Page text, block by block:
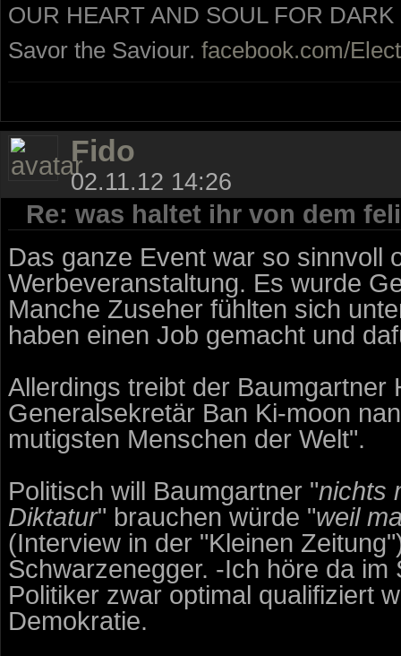
OUR HEART AND SOUL FOR
Savor the Saviour. facebook.com/
Fido
02.11.12 14:26
Re: was haltet ihr von dem
Das ganze Event war so sinnvoll
Werbeveranstaltung. Es wurde
Manche Zuseher fühlten sich
haben einen Job gemacht und
Allerdings treibt der
Generalsekretär Ban Ki-moon
mutigsten Menschen der Welt".
Politisch will Baumgartner "nichts
Diktatur" brauchen würde "weil
(Interview in der "Kleinen
Schwarzenegger. -Ich höre da
Politiker zwar optimal qualifiziert
Demokratie.